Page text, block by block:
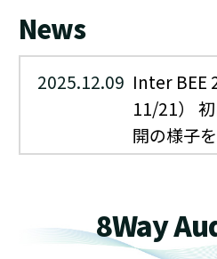
News
2025.12.09 Inter BEE
11/21）
開の様子
介いただ
8Way